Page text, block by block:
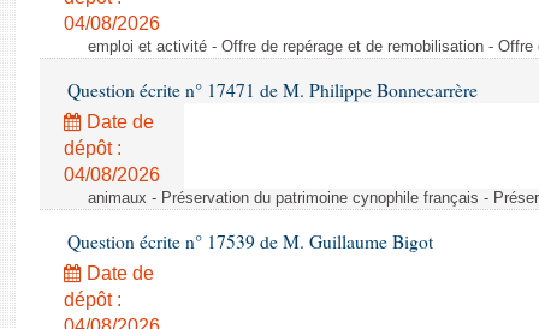
04/08/2026
emploi et activité - Offre de repérage et de remobilisation -
Question écrite n° 17471 de M. Philippe Bonnecarrère
Date de
dépôt :
04/08/2026
animaux - Préservation du patrimoine cynophile français -
Question écrite n° 17539 de M. Guillaume Bigot
Date de
dépôt :